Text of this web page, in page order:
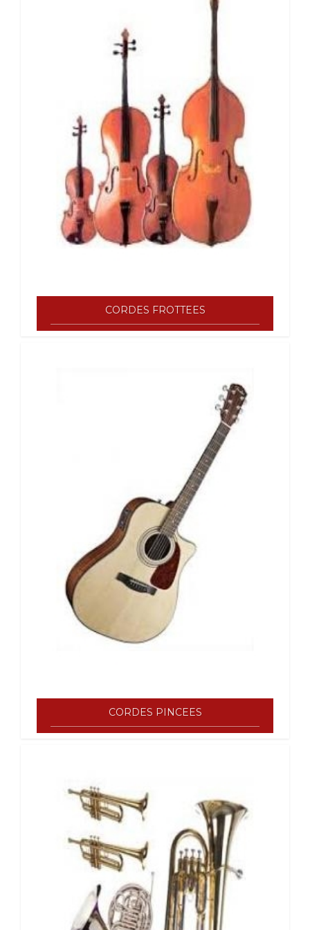
CORDES FROTTEES
CORDES PINCEES